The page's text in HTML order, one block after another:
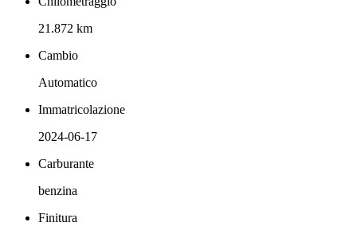
21.872 km
Cambio
Automatico
Immatricolazione
2024-06-17
Carburante
benzina
Finitura